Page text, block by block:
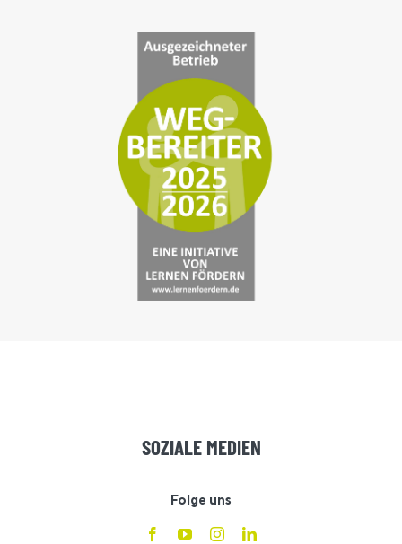
SOZIALE MEDIEN
Folge uns